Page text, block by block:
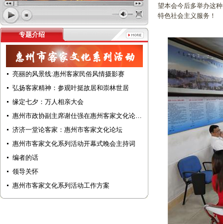
专题介绍
亮丽的风景线:惠州客家民俗风情摄影赛
弘扬客家精神：参观叶挺故居和崇林世居
缘定七夕：万人相亲大会
惠州市政协副主席谢仕强在惠州客家文化论…
济济一堂论客家：惠州市客家文化论坛
惠州市客家文化系列活动开幕式晚会主持词
编者的话
领导关怀
惠州市客家文化系列活动工作方案
望本会今后多举办这
特色社会主义服务！